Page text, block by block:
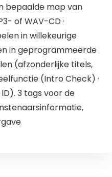
bepaalde map van
of WAV-CD ·
in willekeurige
in geprogrammeerde
(afzonderlijke titels,
(Intro Check) ·
3 tags voor de